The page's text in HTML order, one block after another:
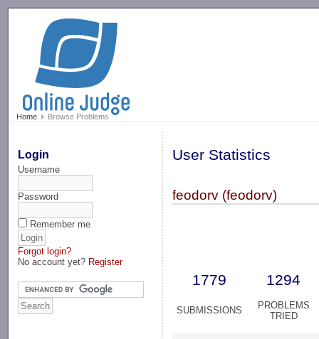
Home Browse Problems
Login
Username
Password
Remember me
Forgot login?
No account yet? Register
User Statistics
feodorv (feodorv)
1779 1294
SUBMISSIONS
PROBLEMS
TRIED